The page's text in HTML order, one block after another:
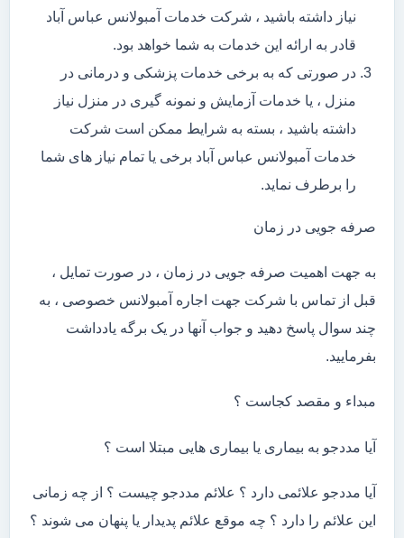
نیاز داشته باشید ، شرکت خدمات آمبولانس عباس آباد
قادر به ارائه این خدمات به شما خواهد بود.
در صورتی که به برخی خدمات پزشکی و درمانی در
منزل ، یا خدمات آزمایش و نمونه گیری در منزل نیاز
داشته باشید ، بسته به شرایط ممکن است شرکت
خدمات آمبولانس عباس آباد برخی یا تمام نیاز های شما
را برطرف نماید.
صرفه جویی در زمان
به جهت اهمیت صرفه جویی در زمان ، در صورت تمایل ،
قبل از تماس با شرکت جهت اجاره آمبولانس خصوصی ، به
چند سوال پاسخ دهید و جواب آنها در یک برگه یادداشت
بفرمایید.
مبداء و مقصد کجاست ؟
آیا مددجو به بیماری یا بیماری هایی مبتلا است ؟
آیا مددجو علائمی دارد ؟ علائم مددجو چیست ؟ از چه زمانی
این علائم را دارد ؟ چه موقع علائم پدیدار یا پنهان می شوند ؟